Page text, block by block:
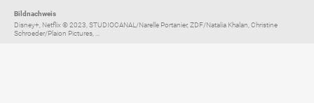
Bildnachweis
Disney+, Netflix © 2023, STUDIOCANAL/Narelle Portanier, ZDF/Natalia Khalan, Christine
Schroeder/Plaion Pictures, ...